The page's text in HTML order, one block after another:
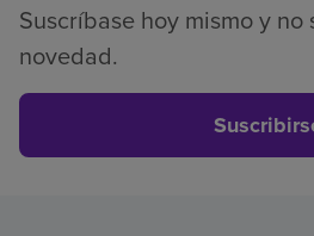
Suscríbase hoy mismo y
novedad.